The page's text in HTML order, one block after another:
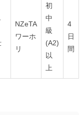
NZeTA
ワーホ
リ
初
中
級
(A2)
以
上
4
日
間